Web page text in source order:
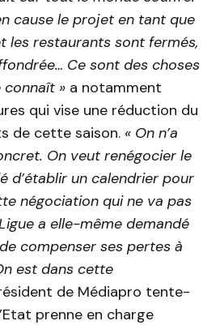
cause le projet en tant que
les restaurants sont fermés,
Ce sont des choses
» a notamment
qui vise une réduction du
de cette saison. « On n’a
On veut renégocier le
d’établir un calendrier pour
négociation qui ne va pas
a elle-même demandé
compenser ses pertes à
est dans cette
de Médiapro tente-
prenne en charge